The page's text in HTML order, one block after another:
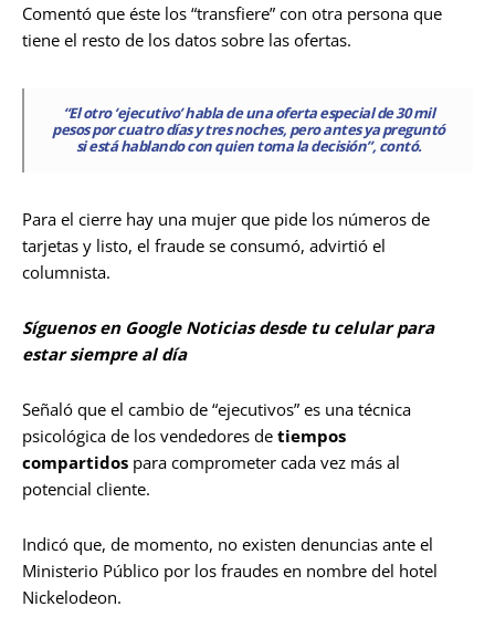
Comentó que éste los “transfiere” con otra persona que
tiene el resto de los datos sobre las ofertas.
“El otro ‘ejecutivo’ habla de una oferta especial de 30 mil
pesos por cuatro días y tres noches, pero antes ya preguntó
si está hablando con quien toma la decisión”, contó.
Para el cierre hay una mujer que pide los números de
tarjetas y listo, el fraude se consumó, advirtió el
columnista.
Síguenos en Google Noticias desde tu celular para
estar siempre al día
Señaló que el cambio de “ejecutivos” es una técnica
psicológica de los vendedores de tiempos
compartidos para comprometer cada vez más al
potencial cliente.
Indicó que, de momento, no existen denuncias ante el
Ministerio Público por los fraudes en nombre del hotel
Nickelodeon.